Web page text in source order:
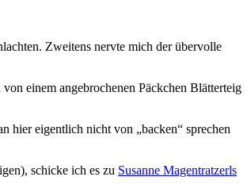
Zweitens nervte mich der übervolle
einem angebrochenen Päckchen Blätterteig
hier eigentlich nicht von „backen“ sprechen
schicke ich es zu Susanne Magentratzerls